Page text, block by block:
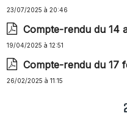
23/07/2025 à 20:46
Compte-rendu du 14
19/04/2025 à 12:51
Compte-rendu du 17
26/02/2025 à 11:15